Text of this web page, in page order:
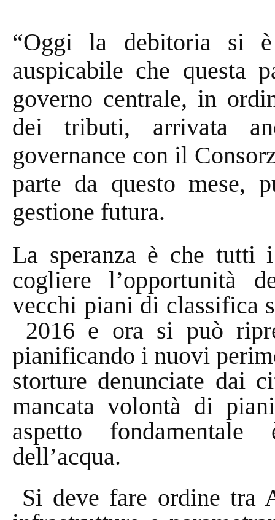
“Oggi la debitoria si
auspicabile che questa
governo centrale, in
dei tributi, arrivata
governance con il
parte da questo mese,
gestione futura.
La speranza è che tutti
cogliere l’opportunità
vecchi piani di classifica
2016 e ora si può
pianificando i nuovi
storture denunciate dai
mancata volontà di
aspetto
dell’acqua.
Si deve fare ordine tra